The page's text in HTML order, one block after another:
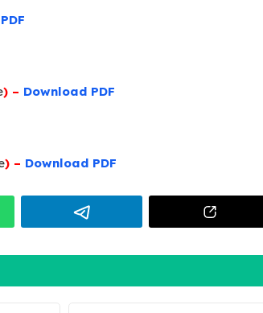
) – Download PDF
) – Download PDF